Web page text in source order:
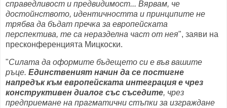
справедливост и предвидимост... Вярвам, че
достойнството, идентичността и принципите не
трябва да бъдат пречка за европейската
перспектива, те са неразделна част от нея", заяви на
пресконференцията Мицкоски.
"Силата да оформите бъдещето си е във вашите
ръце. Единственият начин да се постигне
напредък към европейската интеграция е чрез
конструктивен диалог със съседите, чрез
предприемане на прагматични стъпки за изграждане